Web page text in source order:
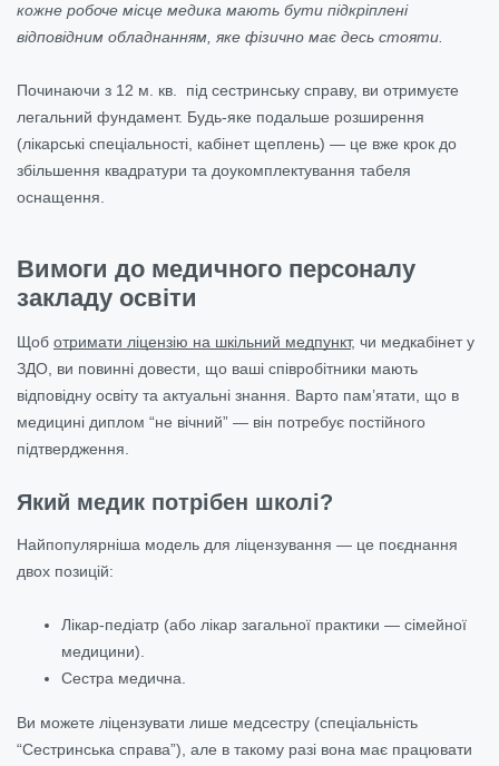
кожне робоче місце медика мають бути підкріплені
відповідним обладнанням, яке фізично має десь стояти.
Починаючи з 12 м. кв. під сестринську справу, ви отримуєте
легальний фундамент. Будь-яке подальше розширення
(лікарські спеціальності, кабінет щеплень) — це вже крок до
збільшення квадратури та доукомплектування табеля
оснащення.
Вимоги до медичного персоналу
закладу освіти
Щоб отримати ліцензію на шкільний медпункт, чи медкабінет у
ЗДО, ви повинні довести, що ваші співробітники мають
відповідну освіту та актуальні знання. Варто пам’ятати, що в
медицині диплом “не вічний” — він потребує постійного
підтвердження.
Який медик потрібен школі?
Найпопулярніша модель для ліцензування — це поєднання
двох позицій:
Лікар-педіатр (або лікар загальної практики — сімейної
медицини).
Сестра медична.
Ви можете ліцензувати лише медсестру (спеціальність
“Сестринська справа”), але в такому разі вона має працювати